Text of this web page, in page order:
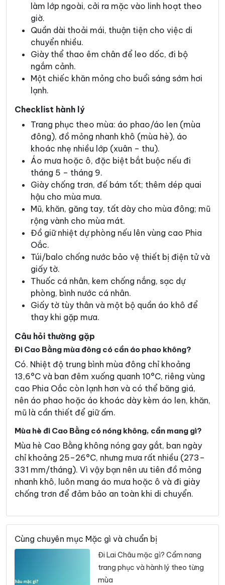
làm lớp ngoài, cởi ra mặc vào linh hoạt theo
giờ.
Quần dài thoải mái, thuận tiện cho việc di
chuyển nhiều.
Giày thể thao êm chân để leo dốc, đi bộ
ngắm cảnh.
Một chiếc khăn mỏng cho buổi sáng sớm hơi
lạnh.
Checklist hành lý
Trang phục theo mùa: áo phao/áo len (mùa
đông), đồ mỏng nhanh khô (mùa hè), áo
khoác nhẹ nhiều lớp (xuân – thu).
Áo mưa hoặc ô, đặc biệt bắt buộc nếu đi
tháng 5 – tháng 9.
Giày chống trơn, đế bám tốt; thêm dép quai
hậu cho mùa mưa.
Mũ, khăn, găng tay, tất dày cho mùa đông; mũ
rộng vành cho mùa mát.
Đồ giữ nhiệt dự phòng nếu lên vùng cao Phia
Oắc.
Túi/balo chống nước bảo vệ thiết bị điện tử và
giấy tờ.
Thuốc cá nhân, kem chống nắng, sạc dự
phòng, bình nước cá nhân.
Giấy tờ tùy thân và một bộ quần áo khô để
thay khi gặp mưa.
Câu hỏi thường gặp
Đi Cao Bằng mùa đông có cần áo phao không?
Có. Nhiệt độ trung bình mùa đông chỉ khoảng
13,6°C và ban đêm xuống quanh 10°C, riêng vùng
cao Phia Oắc còn lạnh hơn và có thể băng giá,
nên áo phao hoặc áo khoác dày kèm áo len, khăn,
mũ là cần thiết để giữ ấm.
Mùa hè đi Cao Bằng có nóng không, cần mang gì?
Mùa hè Cao Bằng không nóng gay gắt, ban ngày
chỉ khoảng 25–26°C, nhưng mưa rất nhiều (273–
331 mm/tháng). Vì vậy bạn nên ưu tiên đồ mỏng
nhanh khô, luôn mang áo mưa hoặc ô và đi giày
chống trơn để đảm bảo an toàn khi di chuyển.
Cùng chuyên mục Mặc gì và chuẩn bị
Đi Lai Châu mặc gì? Cẩm nang
trang phục và hành lý theo từng
mùa